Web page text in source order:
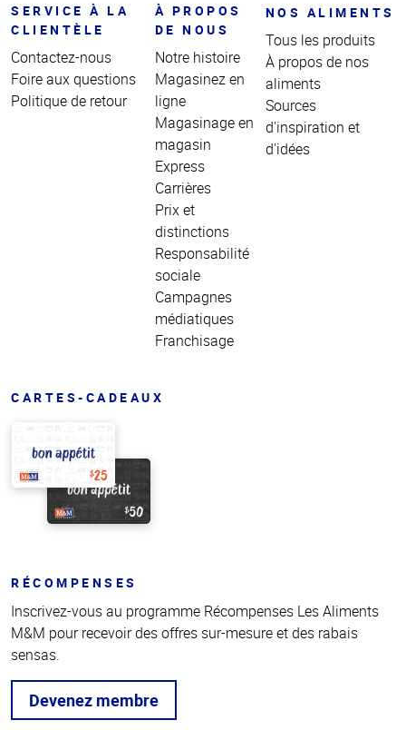
SERVICE À LA
CLIENTÈLE
Contactez-nous
Foire aux questions
Politique de retour
À PROPOS
DE NOUS
Notre histoire
Magasinez en
ligne
Magasinage en
magasin
Express
Carrières
Prix et
distinctions
Responsabilité
sociale
Campagnes
médiatiques
Franchisage
NOS ALIMENTS
Tous les produits
À propos de nos
aliments
Sources
d'inspiration et
d'idées
CARTES-CADEAUX
RÉCOMPENSES
Inscrivez-vous au programme Récompenses Les Aliments
M&M pour recevoir des offres sur-mesure et des rabais
sensas.
Devenez membre